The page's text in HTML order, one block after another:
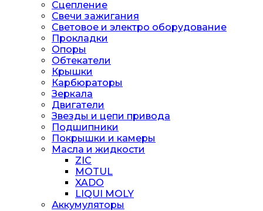
Сцепление
Свечи зажигания
Световое и электро оборудование
Прокладки
Опоры
Обтекатели
Крышки
Карбюраторы
Зеркала
Двигатели
Звезды и цепи привода
Подшипники
Покрышки и камеры
Масла и жидкости
ZIC
MOTUL
XADO
LIQUI MOLY
Аккумуляторы